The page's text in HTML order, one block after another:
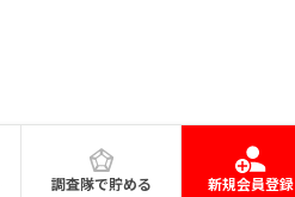
調査隊で貯める 新規会員登録